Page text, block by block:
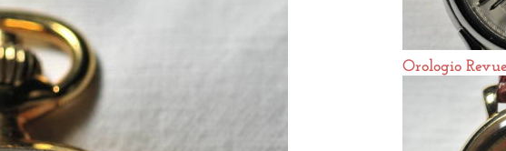
Orologio